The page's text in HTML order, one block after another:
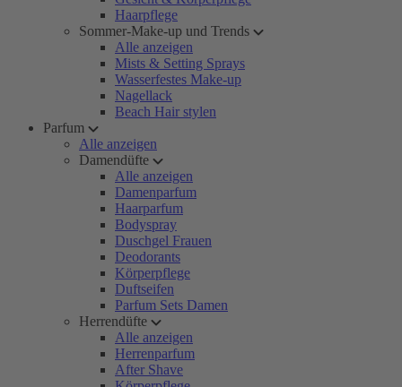
Haarpflege
Sommer-Make-up und Trends
Alle anzeigen
Mists & Setting Sprays
Wasserfestes Make-up
Nagellack
Beach Hair stylen
Parfum
Alle anzeigen
Damendüfte
Alle anzeigen
Damenparfum
Haarparfum
Bodyspray
Duschgel Frauen
Deodorants
Körperpflege
Duftseifen
Parfum Sets Damen
Herrendüfte
Alle anzeigen
Herrenparfum
After Shave